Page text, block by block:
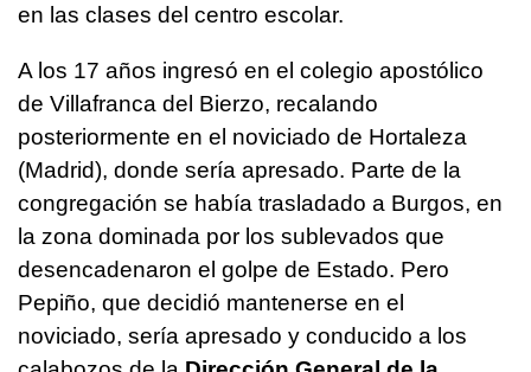
en las clases del centro escolar.
A los 17 años ingresó en el colegio apostólico
de Villafranca del Bierzo, recalando
posteriormente en el noviciado de Hortaleza
(Madrid), donde sería apresado. Parte de la
congregación se había trasladado a Burgos, en
la zona dominada por los sublevados que
desencadenaron el golpe de Estado. Pero
Pepiño, que decidió mantenerse en el
noviciado, sería apresado y conducido a los